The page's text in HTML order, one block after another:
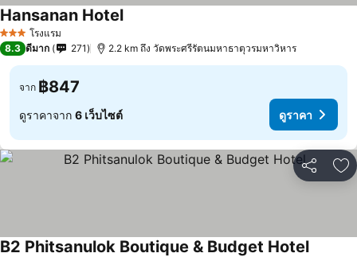
3 ดาว โรงแรม
Hansanan Hotel
8.3 ดีมาก 271 2.2 km ถึง วัดพระศรีรัตนมหาธาตุวรมหาวิหาร
จาก ฿847
ดูราคาจาก 6 เว็บไซต์ ดูราคา
แชร์ เ
B2 Phitsanulok Boutique & Budget Hotel